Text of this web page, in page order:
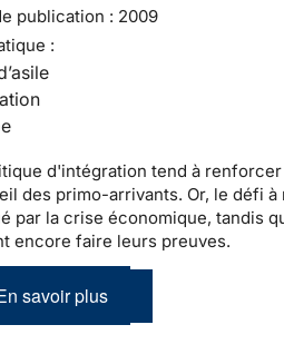
publication : 2009
:
d'intégration tend à
des primo-arrivants. Or, le défi
par la crise économique, tandis
encore faire leurs preuves.
savoir plus